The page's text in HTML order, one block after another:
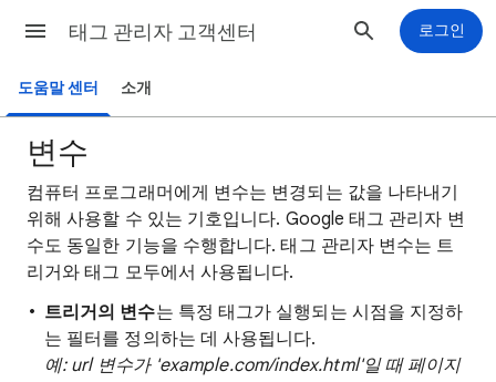
태그 관리자 고객센터 로그인
도움말 센터 소개
변수
컴퓨터 프로그래머에게 변수는 변경되는 값을 나타내기
위해 사용할 수 있는 기호입니다. Google 태그 관리자 변
수도 동일한 기능을 수행합니다. 태그 관리자 변수는 트
리거와 태그 모두에서 사용됩니다.
트리거의 변수는 특정 태그가 실행되는 시점을 지정하
는 필터를 정의하는 데 사용됩니다.
예: url 변수가 'example.com/index.html'일 때 페이지